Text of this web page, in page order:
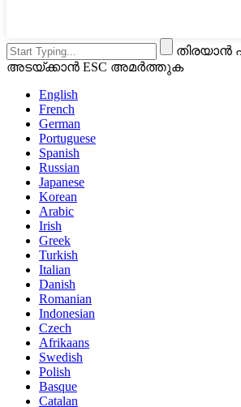
തിരയാൻ
അടയ്ക്കാൻ ESC അമർത്തുക
English
French
German
Portuguese
Spanish
Russian
Japanese
Korean
Arabic
Irish
Greek
Turkish
Italian
Danish
Romanian
Indonesian
Czech
Afrikaans
Swedish
Polish
Basque
Catalan